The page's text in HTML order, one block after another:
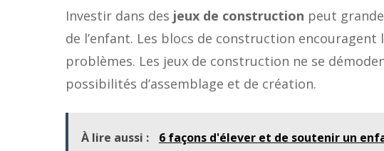
Investir dans des jeux de construction peut
de l’enfant. Les blocs de construction
problèmes. Les jeux de construction ne se
possibilités d’assemblage et de création.
À lire aussi : 6 façons d'élever et de soutenir un